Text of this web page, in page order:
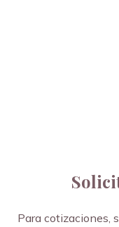
Para cotizaciones,